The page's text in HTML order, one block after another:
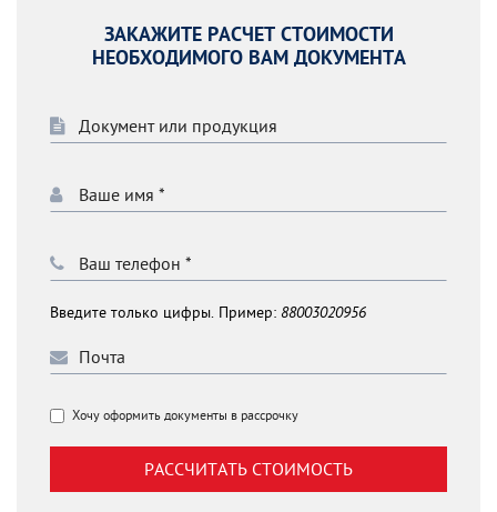
ЗАКАЖИТЕ РАСЧЕТ СТОИМОСТИ
НЕОБХОДИМОГО ВАМ ДОКУМЕНТА
Введите только цифры. Пример: 88003020956
Хочу оформить документы в рассрочку
РАССЧИТАТЬ СТОИМОСТЬ